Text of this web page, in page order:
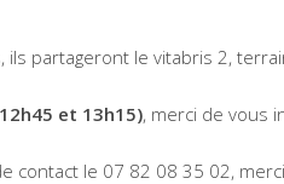
ils partageront le vitabris 2,
et 13h15), merci de vous
contact le 07 82 08 35 02,